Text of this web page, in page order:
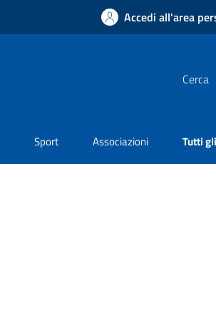
Accedi all'area
Cerca
Sport Associazioni Tutti